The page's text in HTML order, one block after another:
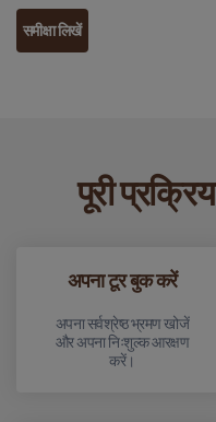
समीक्षा लिखें
पूरी
अपना टूर बुक करें
अपना सर्वश्रेष्ठ भ्रमण खोजें
और अपना निःशुल्क आरक्षण
करें।